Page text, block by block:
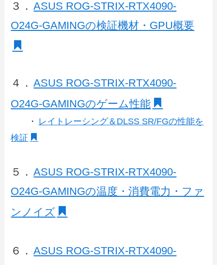
３． ASUS ROG-STRIX-RTX4090-
O24G-GAMINGの検証機材・GPU概要
４． ASUS ROG-STRIX-RTX4090-
O24G-GAMINGのゲーム性能
・ レイトレーシング＆DLSS SR/FGの性能を
検証
５． ASUS ROG-STRIX-RTX4090-
O24G-GAMINGの温度・消費電力・ファ
ンノイズ
６． ASUS ROG-STRIX-RTX4090-